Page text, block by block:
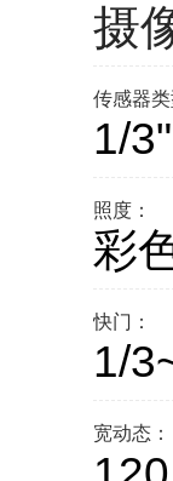
摄
传感器
1/
照度：
彩
快门：
1/
宽动态：